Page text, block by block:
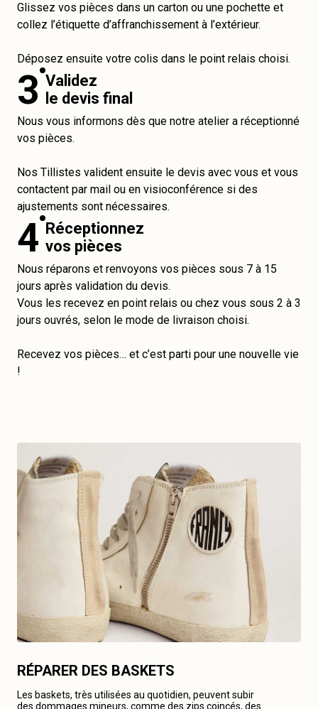
Glissez vos pièces dans un carton ou une pochette et
collez l’étiquette d’affranchissement à l’extérieur.
Déposez ensuite votre colis dans le point relais choisi.
3 Validez
le devis final
Nous vous informons dès que notre atelier a réceptionné
vos pièces.
Nos Tillistes valident ensuite le devis avec vous et vous
contactent par mail ou en visioconférence si des
ajustements sont nécessaires.
4 Réceptionnez
vos pièces
Nous réparons et renvoyons vos pièces sous 7 à 15
jours après validation du devis.
Vous les recevez en point relais ou chez vous sous 2 à 3
jours ouvrés, selon le mode de livraison choisi.
Recevez vos pièces… et c’est parti pour une nouvelle vie
!
RÉPARER DES BASKETS
Les baskets, très utilisées au quotidien, peuvent subir
des dommages mineurs, comme des zips coincés, des